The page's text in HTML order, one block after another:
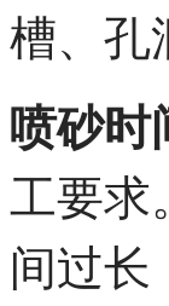
槽、孔
喷砂时
工要求
间过长